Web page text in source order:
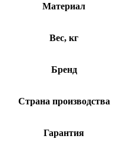
Материал
Вес, кг
Бренд
Страна производства
Гарантия